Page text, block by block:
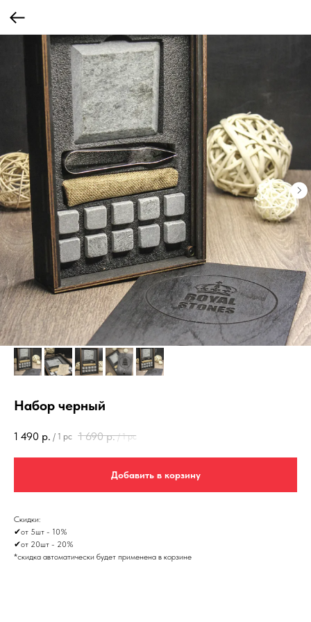
Набор черный
1 490 р. / 1 pc 1 690 р. / 1 pc
Добавить в корзину
Скидки:
✔от 5шт - 10%
✔от 20шт - 20%
*скидка автоматически будет применена в корзине